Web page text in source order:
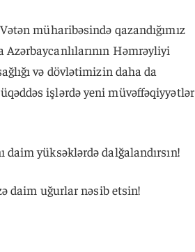
müharibəsində qazandığımız
Həmrəyliyi
və dövlətimizin daha da
işlərdə yeni müvəffəqiyyətlər
daim yüksəklərdə dalğalandırsın!
daim uğurlar nəsib etsin!